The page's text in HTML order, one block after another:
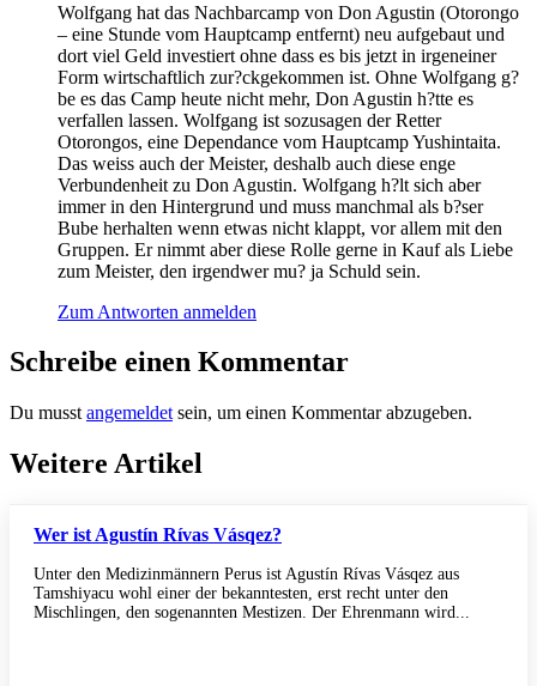
Wolfgang hat das Nachbarcamp von Don Agustin (Otorongo
– eine Stunde vom Hauptcamp entfernt) neu aufgebaut und
dort viel Geld investiert ohne dass es bis jetzt in irgeneiner
Form wirtschaftlich zur?ckgekommen ist. Ohne Wolfgang g?
be es das Camp heute nicht mehr, Don Agustin h?tte es
verfallen lassen. Wolfgang ist sozusagen der Retter
Otorongos, eine Dependance vom Hauptcamp Yushintaita.
Das weiss auch der Meister, deshalb auch diese enge
Verbundenheit zu Don Agustin. Wolfgang h?lt sich aber
immer in den Hintergrund und muss manchmal als b?ser
Bube herhalten wenn etwas nicht klappt, vor allem mit den
Gruppen. Er nimmt aber diese Rolle gerne in Kauf als Liebe
zum Meister, den irgendwer mu? ja Schuld sein.
Zum Antworten anmelden
Schreibe einen Kommentar
Du musst angemeldet sein, um einen Kommentar abzugeben.
Weitere Artikel
Wer ist Agustín Rívas Vásqez?
Unter den Medizinmännern Perus ist Agustín Rívas Vásqez aus
Tamshiyacu wohl einer der bekanntesten, erst recht unter den
Mischlingen, den sogenannten Mestizen. Der Ehrenmann wird...